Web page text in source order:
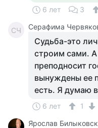
6 лет 3
СЧ Серафима
Судьба-это
строим сами.
преподносит
вынуждены ее
есть. Я думаю
6 лет
1
Ярослав